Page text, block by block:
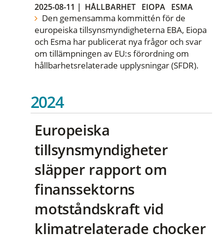
2025-08-11 | HÅLLBARHET EIOPA ESMA
Den gemensamma kommittén för de
europeiska tillsynsmyndigheterna EBA, Eiopa
och Esma har publicerat nya frågor och svar
om tillämpningen av EU:s förordning om
hållbarhetsrelaterade upplysningar (SFDR).
2024
Europeiska
tillsynsmyndigheter
släpper rapport om
finanssektorns
motståndskraft vid
klimatrelaterade chocker